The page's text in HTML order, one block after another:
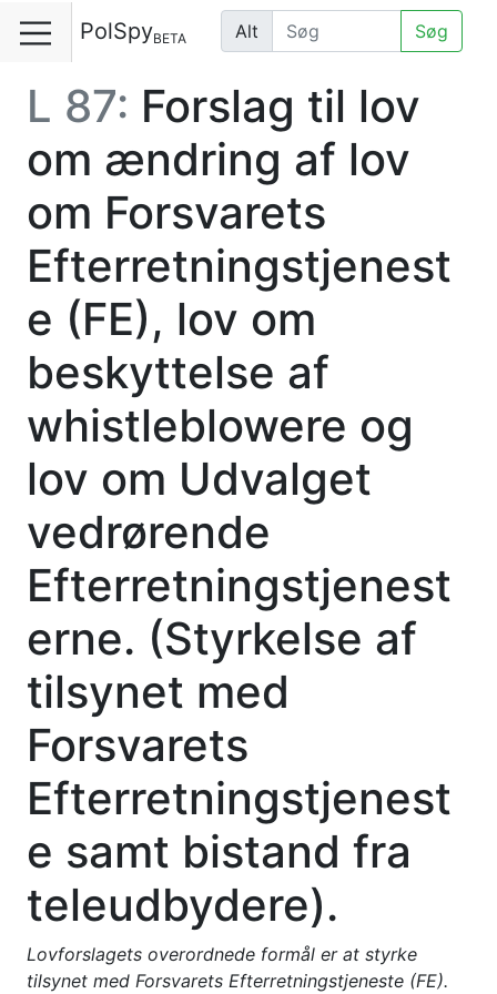
PolSpyBETA Alt Søg
L 87: Forslag til lov
om ændring af lov
om Forsvarets
Efterretningstjenest
e (FE), lov om
beskyttelse af
whistleblowere og
lov om Udvalget
vedrørende
Efterretningstjenest
erne. (Styrkelse af
tilsynet med
Forsvarets
Efterretningstjenest
e samt bistand fra
teleudbydere).
Lovforslagets overordnede formål er at styrke
tilsynet med Forsvarets Efterretningstjeneste (FE).